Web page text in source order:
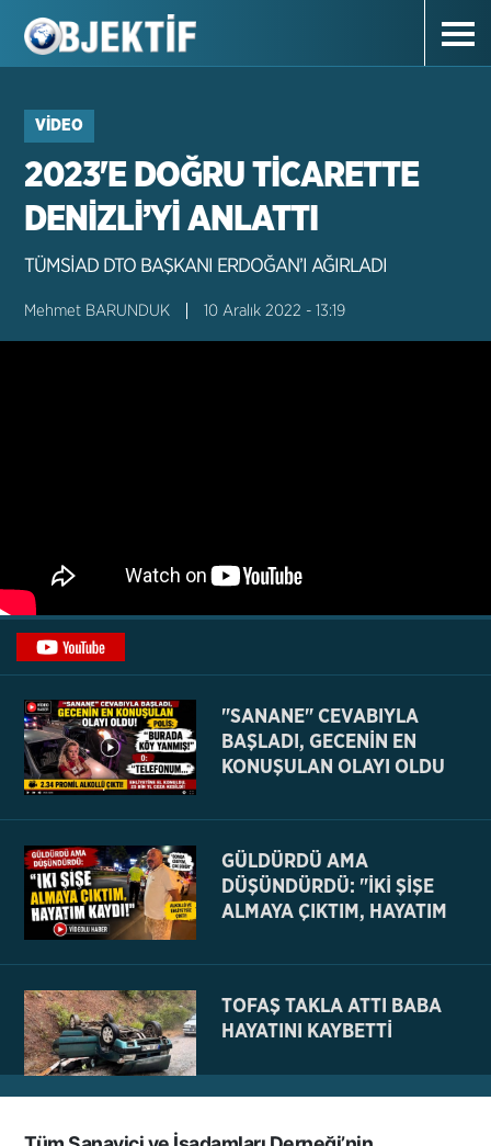
VIDEO
2023'E DOĞRU TİCARETTE
DENİZLİ’Yİ ANLATTI
TÜMSİAD DTO BAŞKANI ERDOĞAN’I AĞIRLADI
Mehmet BARUNDUK 10 Aralık 2022 - 13:19
"SANANE" CEVABIYLA
BAŞLADI, GECENİN EN
KONUŞULAN OLAYI OLDU
GÜLDÜRDÜ AMA
DÜŞÜNDÜRDÜ: "İKİ ŞİŞE
ALMAYA ÇIKTIM, HAYATIM
TOFAŞ TAKLA ATTI BABA
HAYATINI KAYBETTİ